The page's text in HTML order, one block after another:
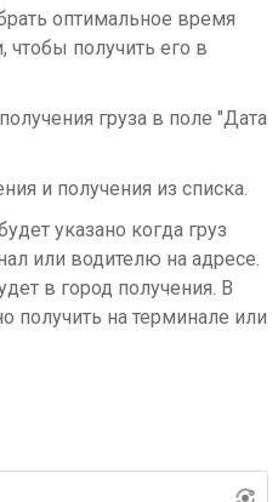
оптимальное время
чтобы получить его в
груза в поле "Дата
и получения из списка.
указано когда груз
или водителю на адресе.
в город получения. В
получить на терминале или